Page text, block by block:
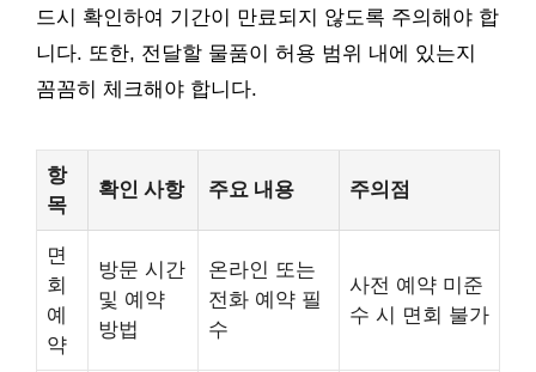
드시 확인하여 기간이 만료되지 않도록 주의해야 합
니다. 또한, 전달할 물품이 허용 범위 내에 있는지
꼼꼼히 체크해야 합니다.
항
목
확인 사항 주요 내용 주의점
면
회
예
약
방문 시간
및 예약
방법
온라인 또는
전화 예약 필
수
사전 예약 미준
수 시 면회 불가